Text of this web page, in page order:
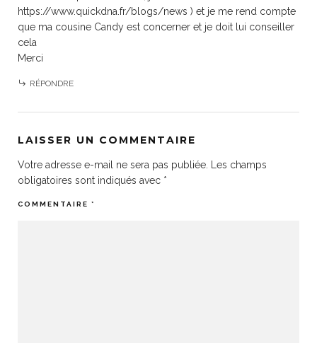
https://www.quickdna.fr/blogs/news ) et je me rend compte
que ma cousine Candy est concerner et je doit lui conseiller
cela
Merci
RÉPONDRE
LAISSER UN COMMENTAIRE
Votre adresse e-mail ne sera pas publiée.
Les champs
obligatoires sont indiqués avec *
COMMENTAIRE *